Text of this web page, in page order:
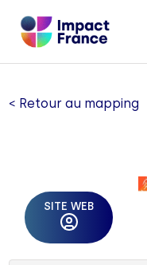
< Retour au mapping
SITE WEB